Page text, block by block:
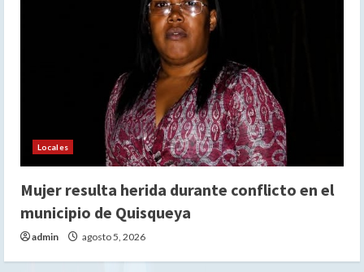
Locales
Mujer resulta herida durante conflicto en el
municipio de Quisqueya
admin agosto 5, 2026